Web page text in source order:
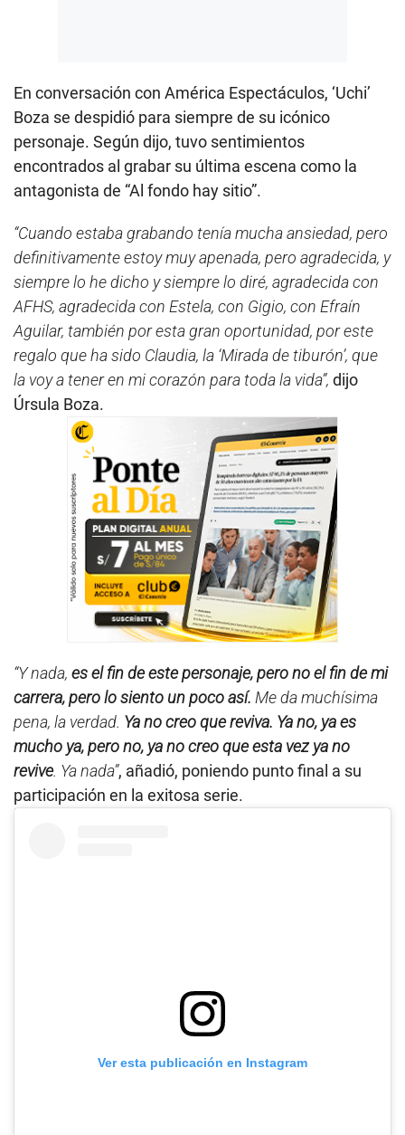
En conversación con América Espectáculos, ‘Uchi’
Boza se despidió para siempre de su icónico
personaje. Según dijo, tuvo sentimientos
encontrados al grabar su última escena como la
antagonista de “Al fondo hay sitio”.
“Cuando estaba grabando tenía mucha ansiedad, pero
definitivamente estoy muy apenada, pero agradecida, y
siempre lo he dicho y siempre lo diré, agradecida con
AFHS, agradecida con Estela, con Gigio, con Efraín
Aguilar, también por esta gran oportunidad, por este
regalo que ha sido Claudia, la ‘Mirada de tiburón’, que
la voy a tener en mi corazón para toda la vida”, dijo
Úrsula Boza.
“Y nada, es el fin de este personaje, pero no el fin de mi
carrera, pero lo siento un poco así. Me da muchísima
pena, la verdad. Ya no creo que reviva. Ya no, ya es
mucho ya, pero no, ya no creo que esta vez ya no
revive. Ya nada”, añadió, poniendo punto final a su
participación en la exitosa serie.
Ver esta publicación en Instagram